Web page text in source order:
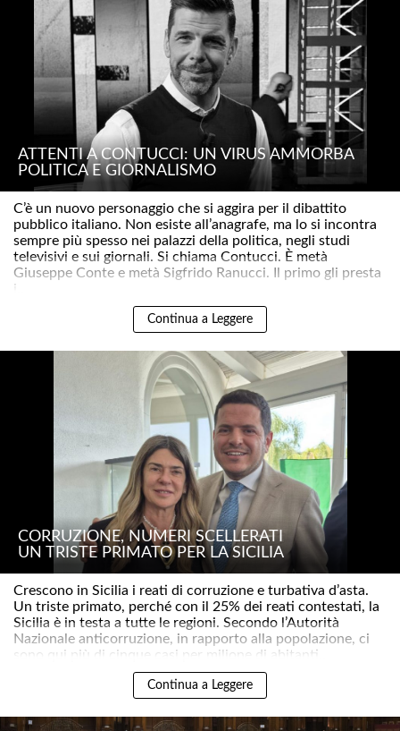
ATTENTI A CONTUCCI: UN VIRUS AMMORBA
POLITICA E GIORNALISMO
C’è un nuovo personaggio che si aggira per il dibattito
pubblico italiano. Non esiste all’anagrafe, ma lo si incontra
sempre più spesso nei palazzi della politica, negli studi
televisivi e sui giornali. Si chiama Contucci. È metà
Giuseppe Conte e metà Sigfrido Ranucci. Il primo gli presta
i..
Continua a Leggere
CORRUZIONE, NUMERI SCELLERATI
UN TRISTE PRIMATO PER LA SICILIA
Crescono in Sicilia i reati di corruzione e turbativa d’asta.
Un triste primato, perché con il 25% dei reati contestati, la
Sicilia è in testa a tutte le regioni. Secondo l’Autorità
Nazionale anticorruzione, in rapporto alla popolazione, ci
sono qui più di cinque casi per milione di abitanti..
Continua a Leggere